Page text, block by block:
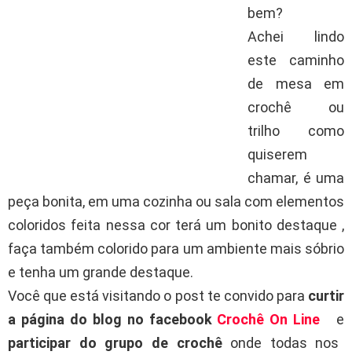
bem?
Achei lindo
este caminho
de mesa em
crochê ou
trilho como
quiserem
chamar, é uma
peça bonita, em uma cozinha ou sala com elementos
coloridos feita nessa cor terá um bonito destaque ,
faça também colorido para um ambiente mais sóbrio
e tenha um grande destaque.
Você que está visitando o post te convido para curtir
a página do blog no facebook Crochê On Line
e
participar do grupo de crochêonde todas nos